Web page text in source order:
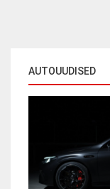
AUTOUUDISED